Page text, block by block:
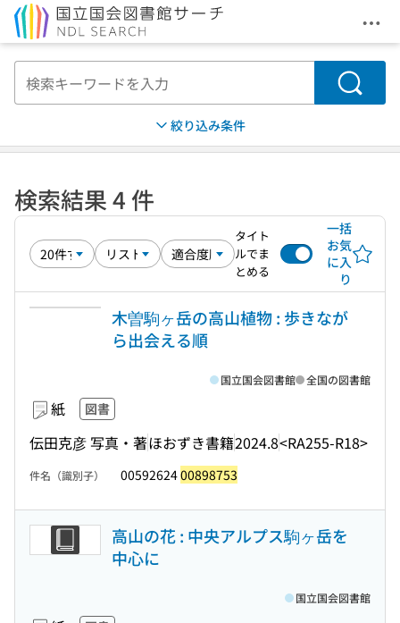
メ
検索
絞り込み条件
検索結果 4 件
タイト
ルでま
とめる
一括
お気
に入
り
木曽駒ヶ岳の高山植物 : 歩きなが
ら出会える順
紙 図書
伝田克彦 写真・著ほおずき書籍2024.8<RA255-R18>
国立国会図書館 全国の図書館
件名（識別子） 0059262400898753
高山の花 : 中央アルプス駒ヶ岳を
中心に
国立国会図書館